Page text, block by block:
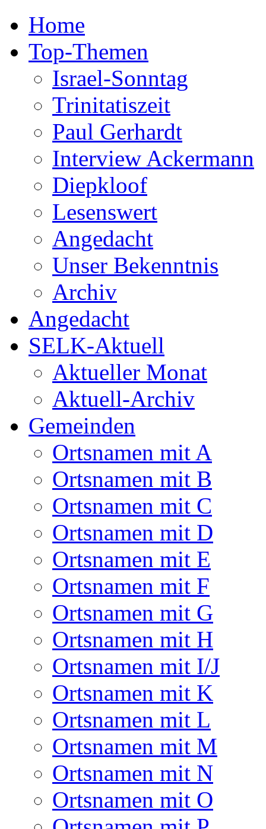
Home
Top-Themen
Israel-Sonntag
Trinitatiszeit
Paul Gerhardt
Interview Ackermann
Diepkloof
Lesenswert
Angedacht
Unser Bekenntnis
Archiv
Angedacht
SELK-Aktuell
Aktueller Monat
Aktuell-Archiv
Gemeinden
Ortsnamen mit A
Ortsnamen mit B
Ortsnamen mit C
Ortsnamen mit D
Ortsnamen mit E
Ortsnamen mit F
Ortsnamen mit G
Ortsnamen mit H
Ortsnamen mit I/J
Ortsnamen mit K
Ortsnamen mit L
Ortsnamen mit M
Ortsnamen mit N
Ortsnamen mit O